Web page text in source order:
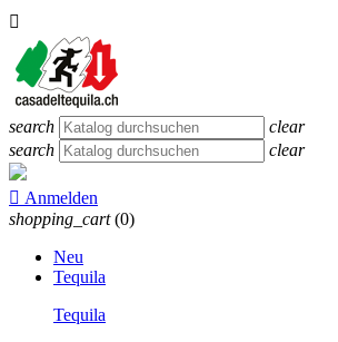

search
clear
search
clear
 Anmelden
shopping_cart (0)
Neu
Tequila
Tequila